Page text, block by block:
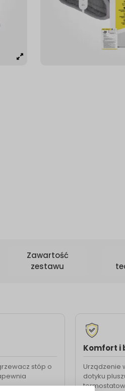
Zawartość
zestawu
stóp o
Komfort i
Urządzenie
dotyku